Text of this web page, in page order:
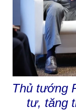
Thủ tướng
tư, tăng